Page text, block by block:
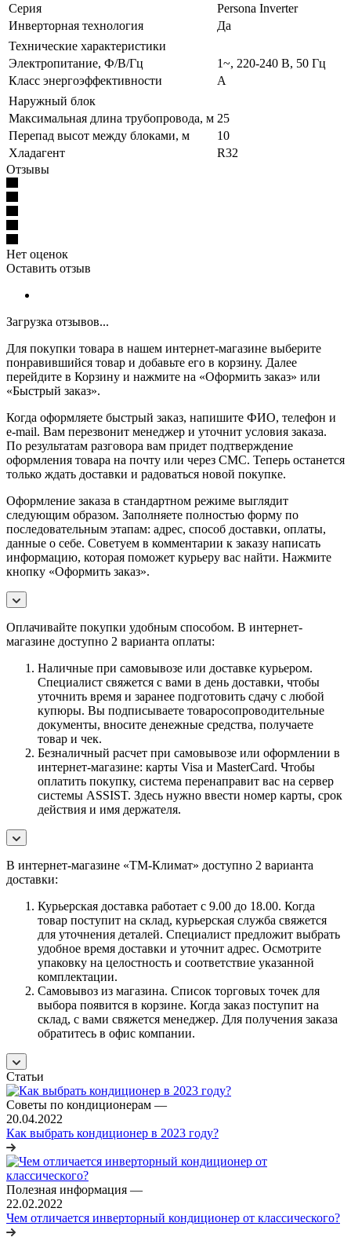
Серия
Persona Inverter
Инверторная технология
Да
Технические характеристики
Электропитание, Ф/В/Гц
1~, 220-240 В, 50 Гц
Класс энергоэффективности
A
Наружный блок
Максимальная длина трубопровода, м 25
Перепад высот между блоками, м
10
Хладагент
R32
Отзывы
Нет оценок
Оставить отзыв
Загрузка отзывов...
Для покупки товара в нашем интернет-магазине выберите
понравившийся товар и добавьте его в корзину. Далее
перейдите в Корзину и нажмите на «Оформить заказ» или
«Быстрый заказ».
Когда оформляете быстрый заказ, напишите ФИО, телефон и
e-mail. Вам перезвонит менеджер и уточнит условия заказа.
По результатам разговора вам придет подтверждение
оформления товара на почту или через СМС. Теперь останется
только ждать доставки и радоваться новой покупке.
Оформление заказа в стандартном режиме выглядит
следующим образом. Заполняете полностью форму по
последовательным этапам: адрес, способ доставки, оплаты,
данные о себе. Советуем в комментарии к заказу написать
информацию, которая поможет курьеру вас найти. Нажмите
кнопку «Оформить заказ».
Оплачивайте покупки удобным способом. В интернет-
магазине доступно 2 варианта оплаты:
Наличные при самовывозе или доставке курьером.
Специалист свяжется с вами в день доставки, чтобы
уточнить время и заранее подготовить сдачу с любой
купюры. Вы подписываете товаросопроводительные
документы, вносите денежные средства, получаете
товар и чек.
Безналичный расчет при самовывозе или оформлении в
интернет-магазине: карты Visa и MasterCard. Чтобы
оплатить покупку, система перенаправит вас на сервер
системы ASSIST. Здесь нужно ввести номер карты, срок
действия и имя держателя.
В интернет-магазине «ТМ-Климат» доступно 2 варианта
доставки:
Курьерская доставка работает с 9.00 до 18.00. Когда
товар поступит на склад, курьерская служба свяжется
для уточнения деталей. Специалист предложит выбрать
удобное время доставки и уточнит адрес. Осмотрите
упаковку на целостность и соответствие указанной
комплектации.
Самовывоз из магазина. Список торговых точек для
выбора появится в корзине. Когда заказ поступит на
склад, с вами свяжется менеджер. Для получения заказа
обратитесь в офис компании.
Статьи
Советы по кондиционерам —
20.04.2022
Как выбрать кондиционер в 2023 году?
Полезная информация —
22.02.2022
Чем отличается инверторный кондиционер от классического?